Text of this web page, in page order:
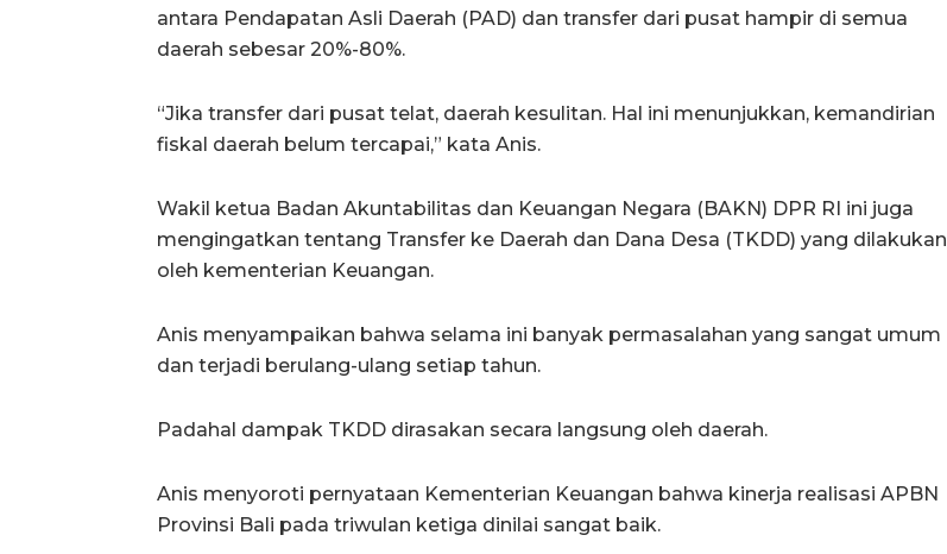
antara Pendapatan Asli Daerah (PAD) dan transfer dari pusat hampir di semua
daerah sebesar 20%-80%.
“Jika transfer dari pusat telat, daerah kesulitan. Hal ini menunjukkan, kemandirian
fiskal daerah belum tercapai,” kata Anis.
Wakil ketua Badan Akuntabilitas dan Keuangan Negara (BAKN) DPR RI ini juga
mengingatkan tentang Transfer ke Daerah dan Dana Desa (TKDD) yang dilakukan
oleh kementerian Keuangan.
Anis menyampaikan bahwa selama ini banyak permasalahan yang sangat umum
dan terjadi berulang-ulang setiap tahun.
Padahal dampak TKDD dirasakan secara langsung oleh daerah.
Anis menyoroti pernyataan Kementerian Keuangan bahwa kinerja realisasi APBN
Provinsi Bali pada triwulan ketiga dinilai sangat baik.